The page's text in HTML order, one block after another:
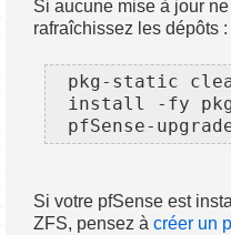
Si aucune mise à jour
rafraîchissez les dépôts :
pkg-static
install -fy pkg
pfSense-
Si votre pfSense est
ZFS, pensez àcréer un